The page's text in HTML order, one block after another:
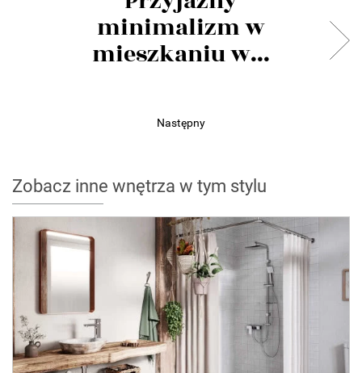
minimalizm w
mieszkaniu w...
Następny
Zobacz inne wnętrza w tym stylu